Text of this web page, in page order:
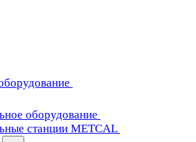
оборудование
станции METCAL